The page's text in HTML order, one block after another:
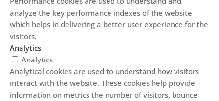
analyze the key performance indexes of the website
which helps in delivering a better user experience for the
visitors.
Analytics
Analytics
Analytical cookies are used to understand how visitors
interact with the website. These cookies help provide
information on metrics the number of visitors, bounce